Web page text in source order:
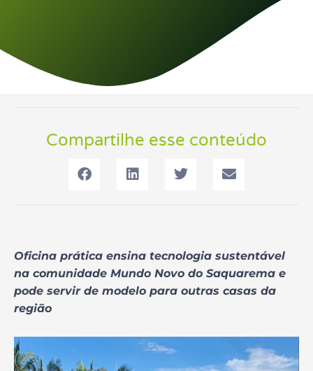
Compartilhe esse conteúdo
Oficina prática ensina tecnologia sustentável
na comunidade Mundo Novo do Saquarema e
pode servir de modelo para outras casas da
região